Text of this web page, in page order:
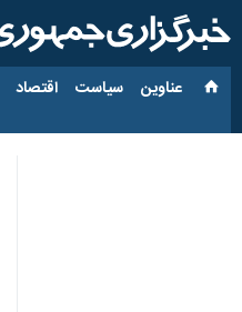
عناوین‌ سیاست اقتصاد